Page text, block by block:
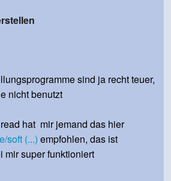
sind ja recht teuer,
nicht benutzt
hat mir jemand das hier
soft (...) empfohlen, das ist
mir super funktioniert